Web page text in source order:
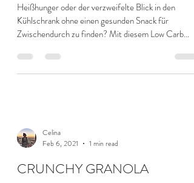
Heißhunger oder der verzweifelte Blick in den
Kühlschrank ohne einen gesunden Snack für
Zwischendurch zu finden? Mit diesem Low Carb...
Celina
Feb 6, 2021
1 min read
CRUNCHY GRANOLA